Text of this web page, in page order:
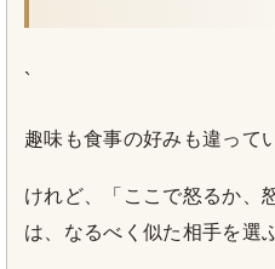
`
趣味も食事の好みも違って
けれど、「ここで怒るか、
は、なるべく似た相手を選